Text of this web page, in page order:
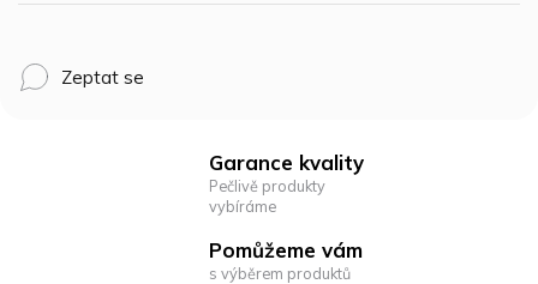
Zeptat se
Garance kvality
Pečlivě produkty
vybíráme
Pomůžeme vám
s výběrem produktů